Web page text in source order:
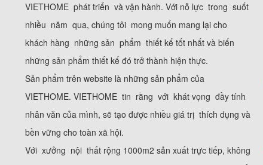
VIETHOME phát triển và vận hành. Với nỗ lực trong suốt
nhiều năm qua, chúng tôi mong muốn mang lại cho
khách hàng những sản phẩm thiết kế tốt nhất và biến
những sản phẩm thiết kế đó trở thành hiện thực.
Sản phẩm trên website là những sản phẩm của
VIETHOME. VIETHOME tin rằng với khát vọng đầy tính
nhân văn của mình, sẽ tạo được nhiều giá trị thích dụng và
bền vững cho toàn xã hội.
Với xưởng nội thất rộng 1000m2 sản xuất trực tiếp, không